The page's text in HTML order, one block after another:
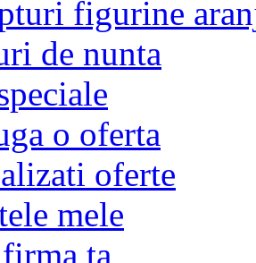
figurine
de nunta
o oferta
oferte
mele
ta